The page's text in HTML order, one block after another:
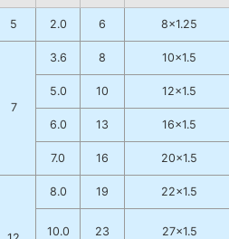
5 2.0 6 8×1.25
7
3.6 8 10×1.5
5.0 10 12×1.5
6.0 13 16×1.5
7.0 16 20×1.5
8.0 19 22×1.5
10.0 23 27×1.5